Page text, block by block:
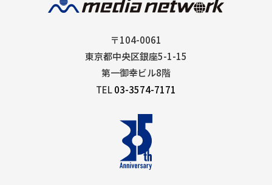
〒104-0061
東京都中央区銀座5-1-15
第一御幸ビル8階
TEL03-3574-7171